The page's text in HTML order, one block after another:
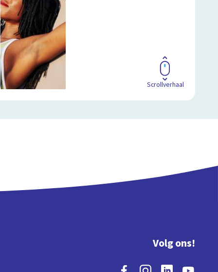
Scrollverhaal
Volg ons!